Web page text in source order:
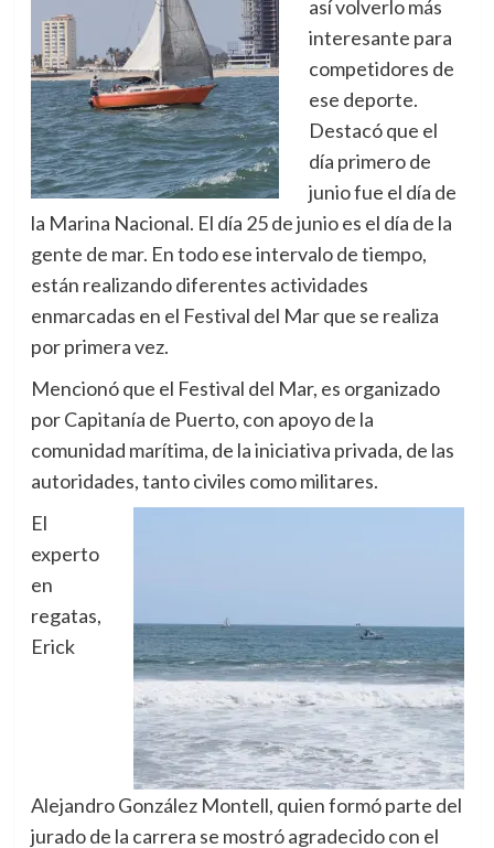
así volverlo más
interesante para
competidores de
ese deporte.
Destacó que el
día primero de
junio fue el día de
la Marina Nacional. El día 25 de junio es el día de la
gente de mar. En todo ese intervalo de tiempo,
están realizando diferentes actividades
enmarcadas en el Festival del Mar que se realiza
por primera vez.
Mencionó que el Festival del Mar, es organizado
por Capitanía de Puerto, con apoyo de la
comunidad marítima, de la iniciativa privada, de las
autoridades, tanto civiles como militares.
El
experto
en
regatas,
Erick
Alejandro González Montell, quien formó parte del
jurado de la carrera se mostró agradecido con el